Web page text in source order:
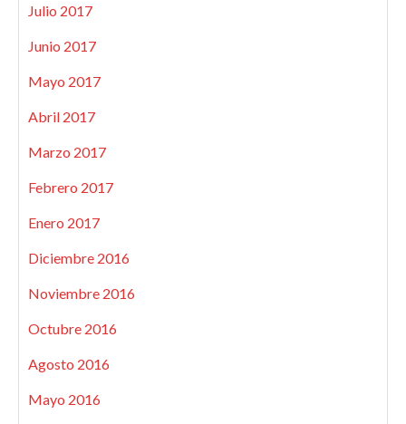
Julio 2017
Junio 2017
Mayo 2017
Abril 2017
Marzo 2017
Febrero 2017
Enero 2017
Diciembre 2016
Noviembre 2016
Octubre 2016
Agosto 2016
Mayo 2016